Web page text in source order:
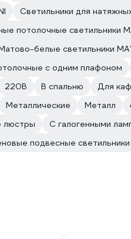
Светильники для
потолочные светильники
белые светильники
с одним плафоном
220В В спальню Для
Металлические Металл
люстры С галогенными
подвесные светильники